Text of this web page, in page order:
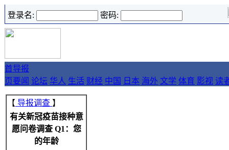
登录名: 密码:
首
页
导报
要闻 论坛 华人 生活 财经 中国 日本 海外 文学 体育 影视 读
【 导报调查 】
有关新冠疫苗接种意
愿问卷调查 Q1：您
的年龄